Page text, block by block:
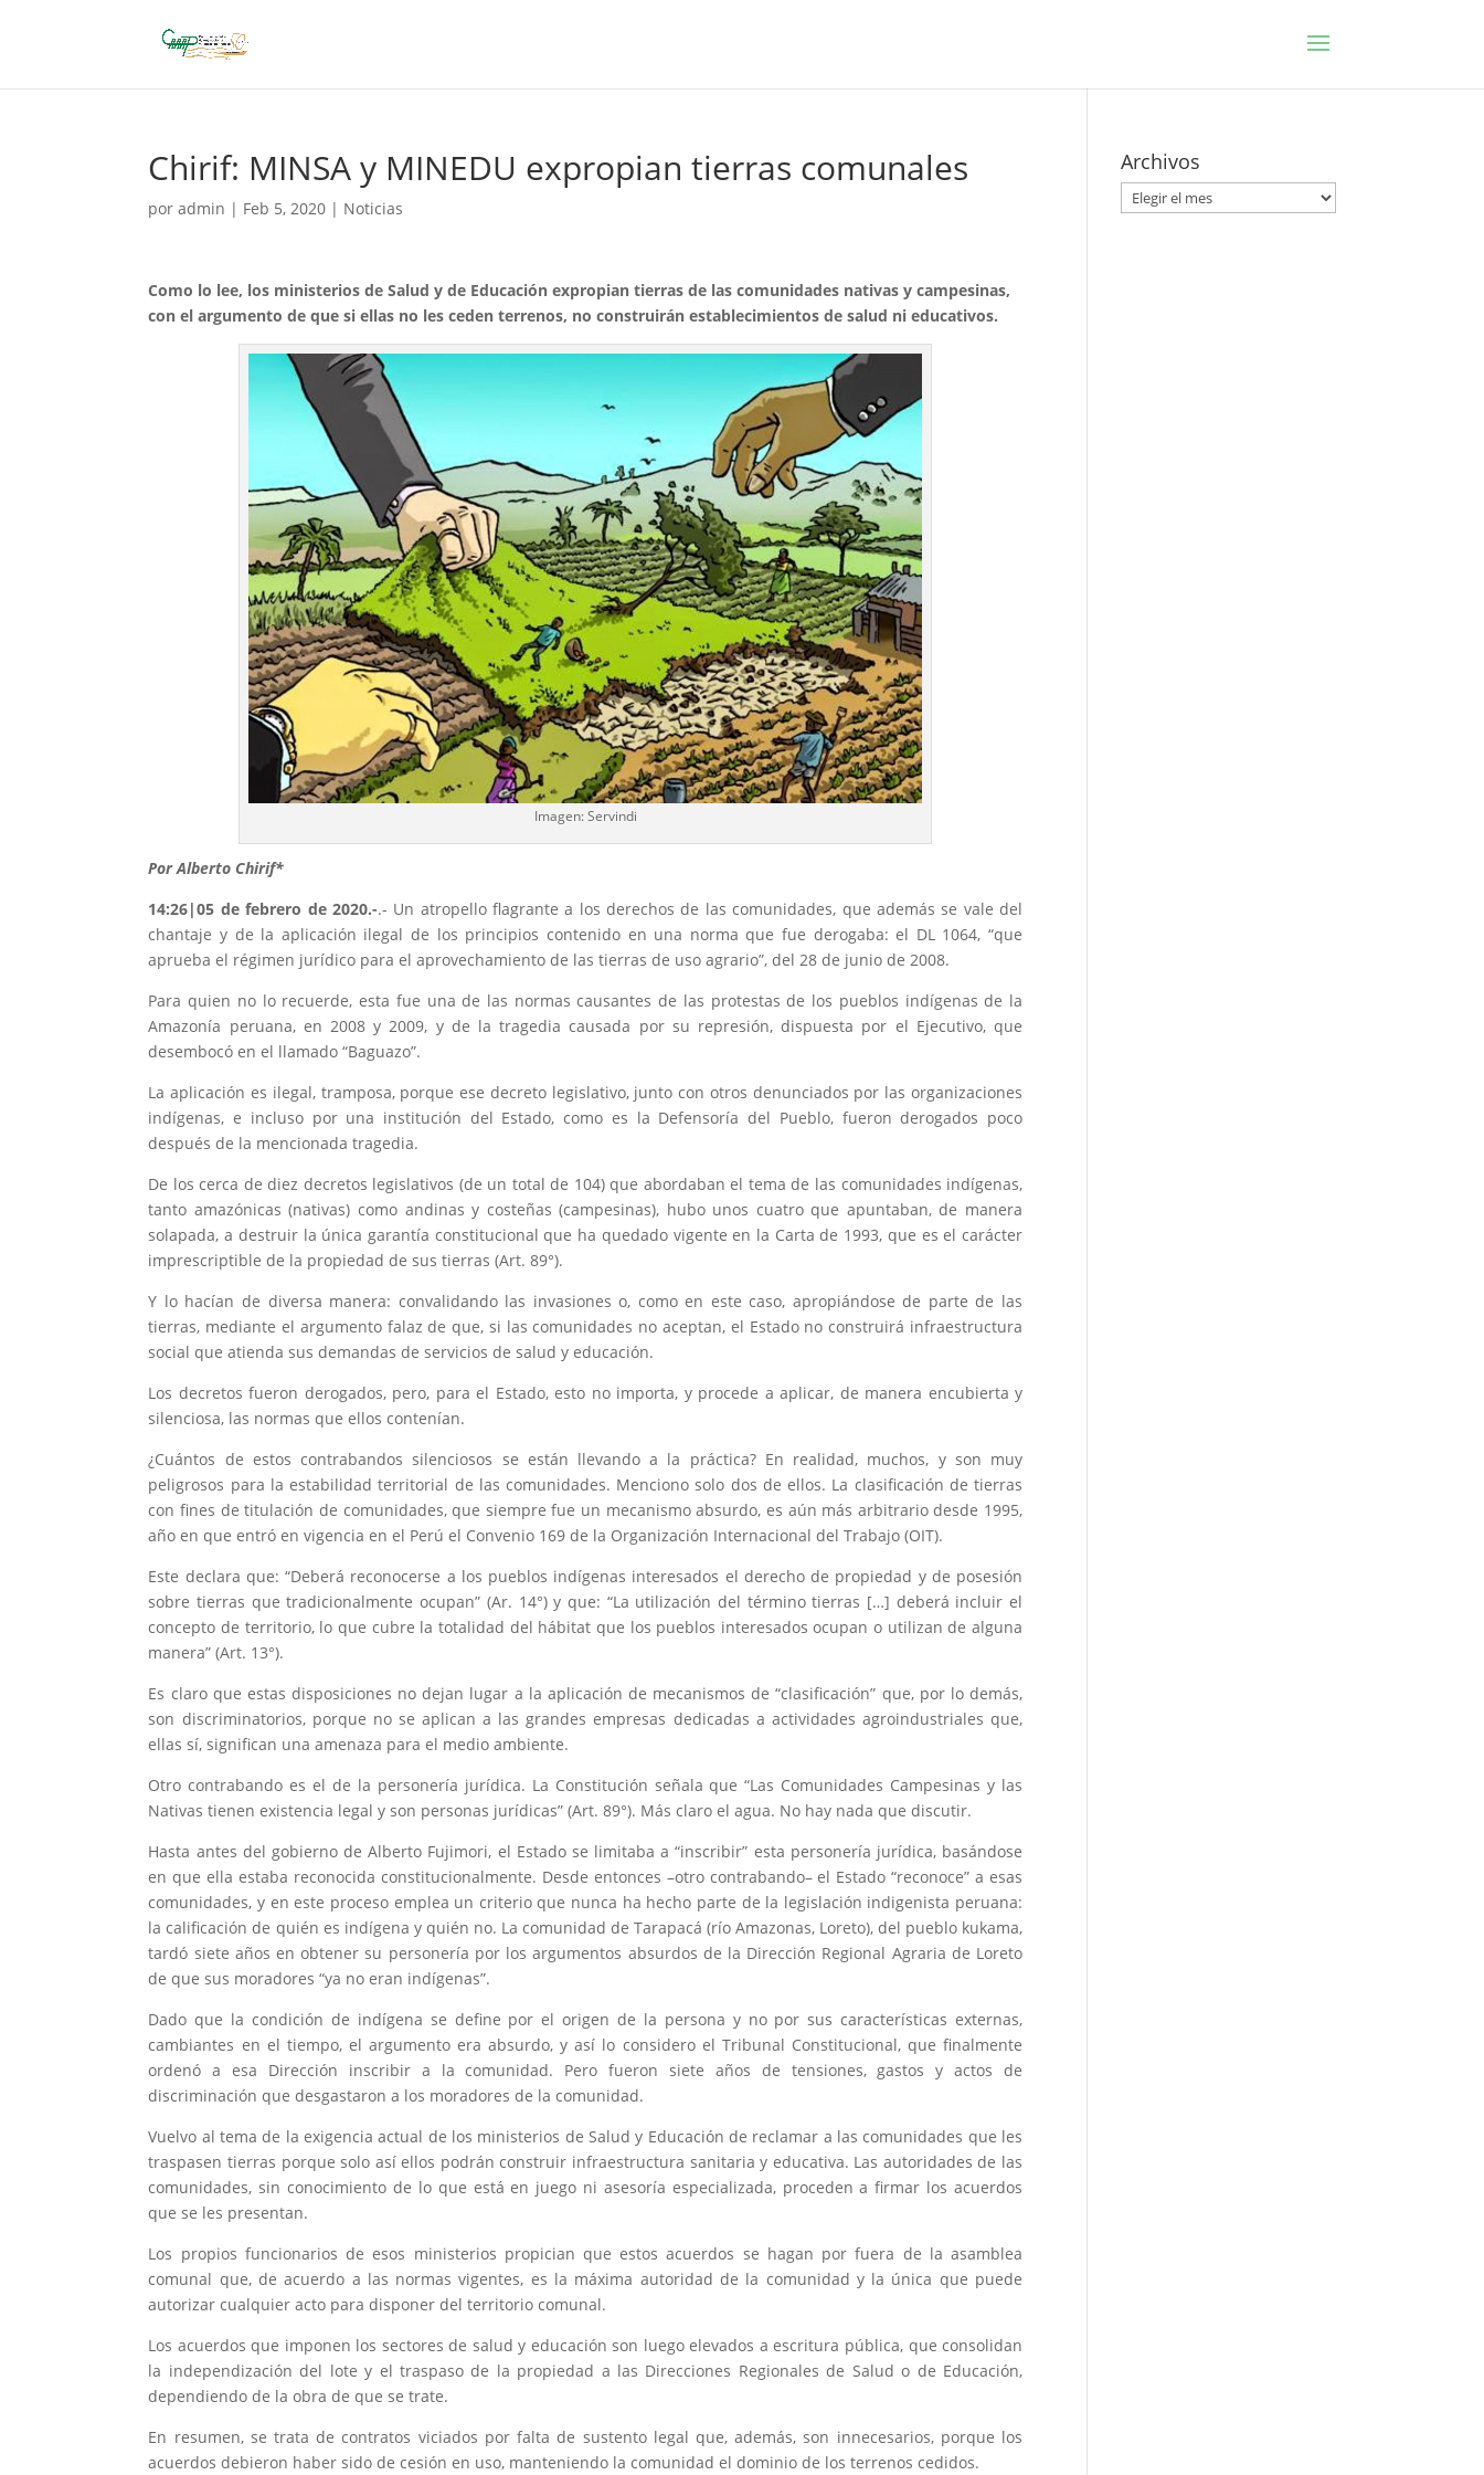
Chirif: MINSA y MINEDU expropian tierras comunales
poradmin | Feb 5, 2020 | Noticias
Como lo lee, los ministerios de Salud y de Educación expropian tierras de las comunidades nativas y campesinas,
con el argumento de que si ellas no les ceden terrenos, no construirán establecimientos de salud ni educativos.
Imagen: Servindi
Por Alberto Chirif*
14:26|05 de febrero de 2020.-.- Un atropello flagrante a los derechos de las comunidades, que además se vale del
chantaje y de la aplicación ilegal de los principios contenido en una norma que fue derogaba: el DL 1064, “que
aprueba el régimen jurídico para el aprovechamiento de las tierras de uso agrario”, del 28 de junio de 2008.
Para quien no lo recuerde, esta fue una de las normas causantes de las protestas de los pueblos indígenas de la
Amazonía peruana, en 2008 y 2009, y de la tragedia causada por su represión, dispuesta por el Ejecutivo, que
desembocó en el llamado “Baguazo”.
La aplicación es ilegal, tramposa, porque ese decreto legislativo, junto con otros denunciados por las organizaciones
indígenas, e incluso por una institución del Estado, como es la Defensoría del Pueblo, fueron derogados poco
después de la mencionada tragedia.
De los cerca de diez decretos legislativos (de un total de 104) que abordaban el tema de las comunidades indígenas,
tanto amazónicas (nativas) como andinas y costeñas (campesinas), hubo unos cuatro que apuntaban, de manera
solapada, a destruir la única garantía constitucional que ha quedado vigente en la Carta de 1993, que es el carácter
imprescriptible de la propiedad de sus tierras (Art. 89°).
Y lo hacían de diversa manera: convalidando las invasiones o, como en este caso, apropiándose de parte de las
tierras, mediante el argumento falaz de que, si las comunidades no aceptan, el Estado no construirá infraestructura
social que atienda sus demandas de servicios de salud y educación.
Los decretos fueron derogados, pero, para el Estado, esto no importa, y procede a aplicar, de manera encubierta y
silenciosa, las normas que ellos contenían.
¿Cuántos de estos contrabandos silenciosos se están llevando a la práctica? En realidad, muchos, y son muy
peligrosos para la estabilidad territorial de las comunidades. Menciono solo dos de ellos. La clasificación de tierras
con fines de titulación de comunidades, que siempre fue un mecanismo absurdo, es aún más arbitrario desde 1995,
año en que entró en vigencia en el Perú el Convenio 169 de la Organización Internacional del Trabajo (OIT).
Este declara que: “Deberá reconocerse a los pueblos indígenas interesados el derecho de propiedad y de posesión
sobre tierras que tradicionalmente ocupan” (Ar. 14°) y que: “La utilización del término tierras […] deberá incluir el
concepto de territorio, lo que cubre la totalidad del hábitat que los pueblos interesados ocupan o utilizan de alguna
manera” (Art. 13°).
Es claro que estas disposiciones no dejan lugar a la aplicación de mecanismos de “clasificación” que, por lo demás,
son discriminatorios, porque no se aplican a las grandes empresas dedicadas a actividades agroindustriales que,
ellas sí, significan una amenaza para el medio ambiente.
Otro contrabando es el de la personería jurídica. La Constitución señala que “Las Comunidades Campesinas y las
Nativas tienen existencia legal y son personas jurídicas” (Art. 89°). Más claro el agua. No hay nada que discutir.
Hasta antes del gobierno de Alberto Fujimori, el Estado se limitaba a “inscribir” esta personería jurídica, basándose
en que ella estaba reconocida constitucionalmente. Desde entonces –otro contrabando– el Estado “reconoce” a esas
comunidades, y en este proceso emplea un criterio que nunca ha hecho parte de la legislación indigenista peruana:
la calificación de quién es indígena y quién no. La comunidad de Tarapacá (río Amazonas, Loreto), del pueblo kukama,
tardó siete años en obtener su personería por los argumentos absurdos de la Dirección Regional Agraria de Loreto
de que sus moradores “ya no eran indígenas”.
Dado que la condición de indígena se define por el origen de la persona y no por sus características externas,
cambiantes en el tiempo, el argumento era absurdo, y así lo considero el Tribunal Constitucional, que finalmente
ordenó a esa Dirección inscribir a la comunidad. Pero fueron siete años de tensiones, gastos y actos de
discriminación que desgastaron a los moradores de la comunidad.
Vuelvo al tema de la exigencia actual de los ministerios de Salud y Educación de reclamar a las comunidades que les
traspasen tierras porque solo así ellos podrán construir infraestructura sanitaria y educativa. Las autoridades de las
comunidades, sin conocimiento de lo que está en juego ni asesoría especializada, proceden a firmar los acuerdos
que se les presentan.
Los propios funcionarios de esos ministerios propician que estos acuerdos se hagan por fuera de la asamblea
comunal que, de acuerdo a las normas vigentes, es la máxima autoridad de la comunidad y la única que puede
autorizar cualquier acto para disponer del territorio comunal.
Los acuerdos que imponen los sectores de salud y educación son luego elevados a escritura pública, que consolidan
la independización del lote y el traspaso de la propiedad a las Direcciones Regionales de Salud o de Educación,
dependiendo de la obra de que se trate.
En resumen, se trata de contratos viciados por falta de sustento legal que, además, son innecesarios, porque los
acuerdos debieron haber sido de cesión en uso, manteniendo la comunidad el dominio de los terrenos cedidos.
Archivos
Archivos